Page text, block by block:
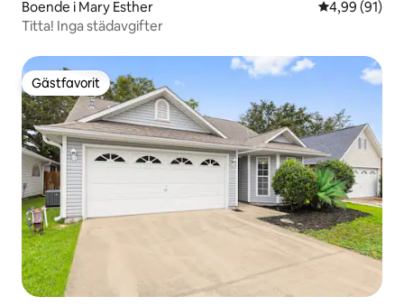
Boende i Mary Esther 4,99 av 5 i
4,99 (91)
Titta! Inga städavgifter
Gästfavorit
Gästfavorit